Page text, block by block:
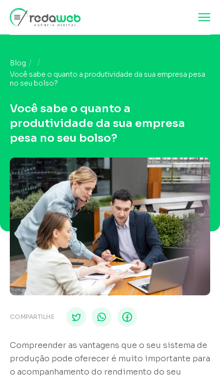
Blog
Você sabe o quanto a produtividade da sua empresa pesa
no seu bolso?
Você sabe o quanto a
produtividade da sua empresa
pesa no seu bolso?
COMPARTILHE
Compreender as vantagens que o seu sistema de
produção pode oferecer é muito importante para
o acompanhamento do rendimento do seu